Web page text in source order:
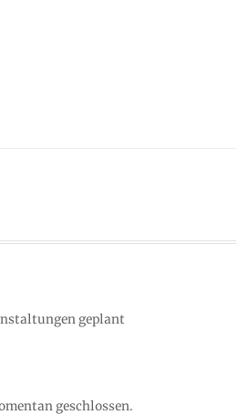
geplant
geschlossen.